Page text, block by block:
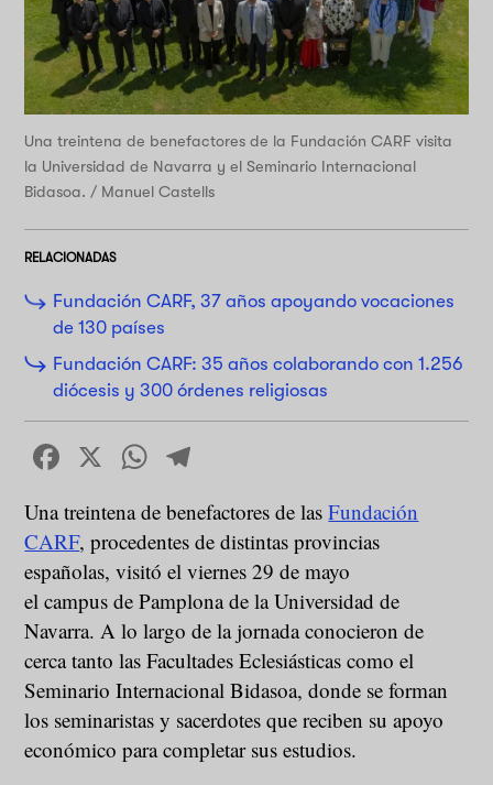
Una treintena de benefactores de la Fundación CARF visita
la Universidad de Navarra y el Seminario Internacional
Bidasoa. / Manuel Castells
RELACIONADAS
Fundación CARF, 37 años apoyando vocaciones
de 130 países
Fundación CARF: 35 años colaborando con 1.256
diócesis y 300 órdenes religiosas
Facebook
X WhatsApp
Una treintena de benefactores de lasFundación
CARF, procedentes de distintas provincias
españolas, visitó el viernes 29 de mayo
el campus de Pamplona de la Universidad de
Navarra. A lo largo de la jornada conocieron de
cerca tanto las Facultades Eclesiásticas como el
Seminario Internacional Bidasoa, donde se forman
los seminaristas y sacerdotes que reciben su apoyo
económico para completar sus estudios.